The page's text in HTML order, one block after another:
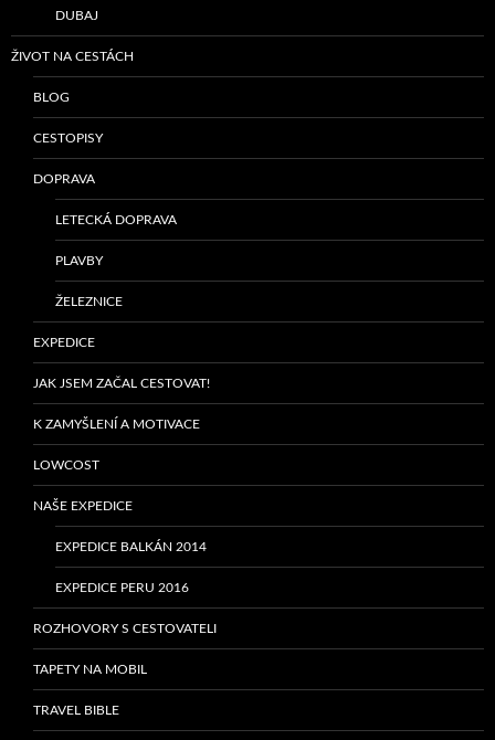
DUBAJ
ŽIVOT NA CESTÁCH
BLOG
CESTOPISY
DOPRAVA
LETECKÁ DOPRAVA
PLAVBY
ŽELEZNICE
EXPEDICE
JAK JSEM ZAČAL CESTOVAT!
K ZAMYŠLENÍ A MOTIVACE
LOWCOST
NAŠE EXPEDICE
EXPEDICE BALKÁN 2014
EXPEDICE PERU 2016
ROZHOVORY S CESTOVATELI
TAPETY NA MOBIL
TRAVEL BIBLE